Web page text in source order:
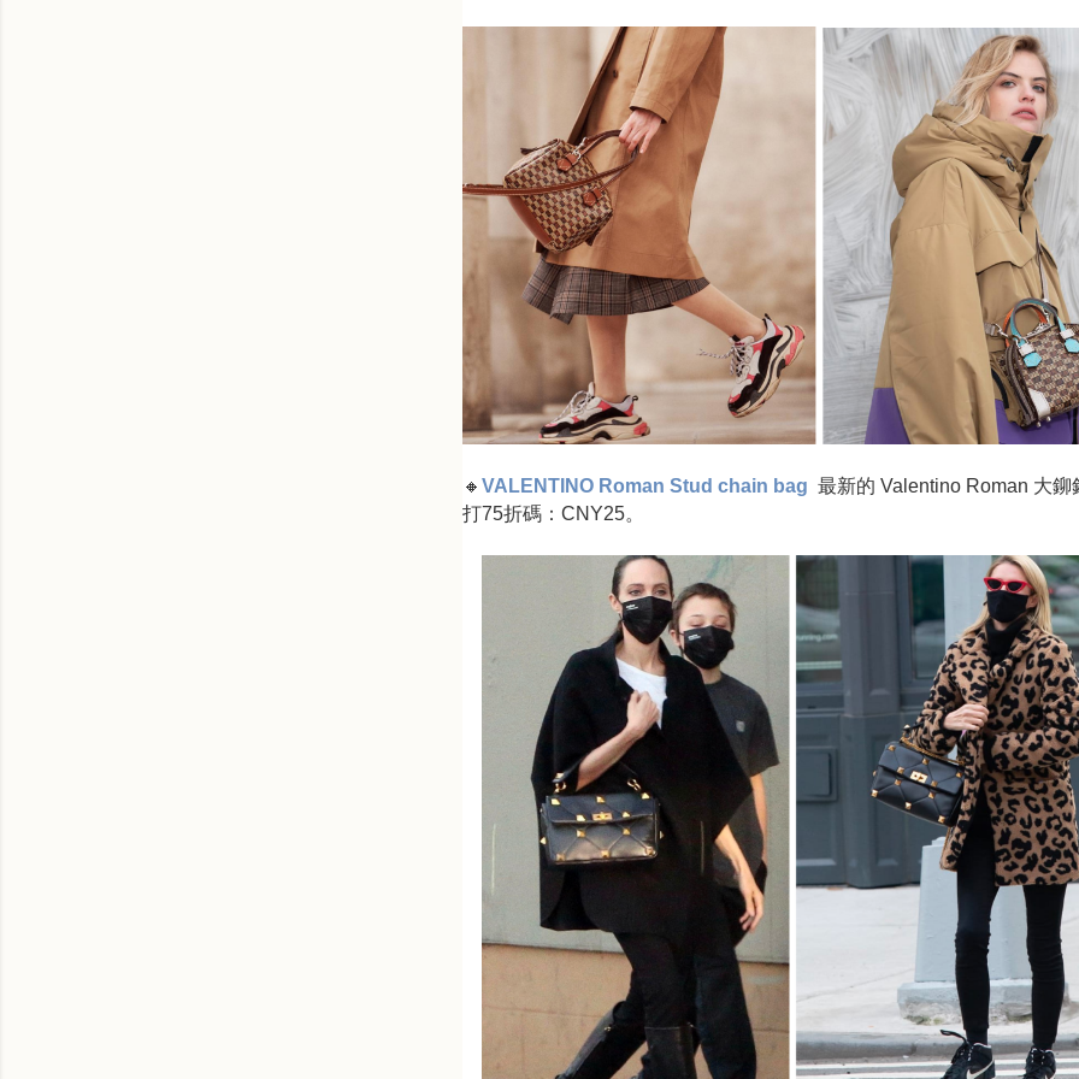
🔸 VALENTINO Roman Stud chain bag 最新的 Valentino Roman 大鉚
打75折碼 ：CNY25。